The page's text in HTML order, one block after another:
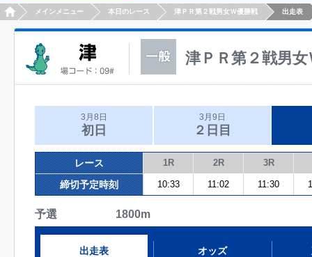
HOMEメインメニュー 本日のレース 津ＰＲ第２戦男女Ｗ優勝戦 出走表
津ＰＲ第２戦男
3月8日
初日
3月9日
２日目
レース 1R 2R 3R
締切予定時刻 10:33 11:02 11:30
予選 1800m
出走表 オッズ